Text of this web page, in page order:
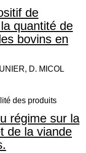
de
quantité de
bovins en
D. MICOL
des produits
régime sur la
de la viande